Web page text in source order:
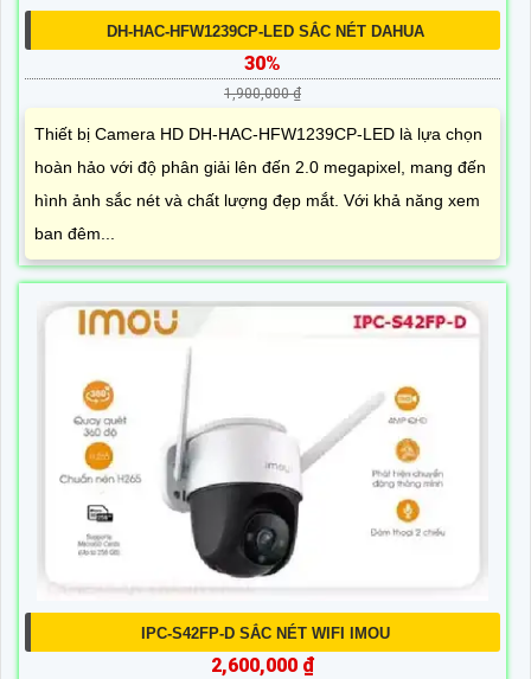
DH-HAC-HFW1239CP-LED SẮC NÉT DAHUA
30%
1,900,000 ₫
Thiết bị Camera HD DH-HAC-HFW1239CP-LED là lựa chọn
hoàn hảo với độ phân giải lên đến 2.0 megapixel, mang đến
hình ảnh sắc nét và chất lượng đẹp mắt. Với khả năng xem
ban đêm...
IPC-S42FP-D SẮC NÉT WIFI IMOU
2,600,000 ₫